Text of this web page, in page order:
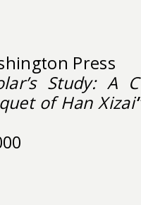
Press
Study: A
of Han Xizai’